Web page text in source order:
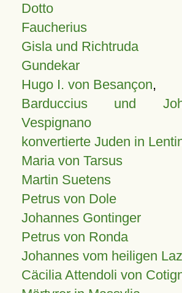
Dotto
Faucherius
Gisla und Richtruda
Gundekar
Hugo I. von Besançon,
Barduccius und
Vespignano
konvertierte Juden in
Maria von Tarsus
Martin Suetens
Petrus von Dole
Johannes Gontinger
Petrus von Ronda
Johannes vom heiligen
Cäcilia Attendoli von